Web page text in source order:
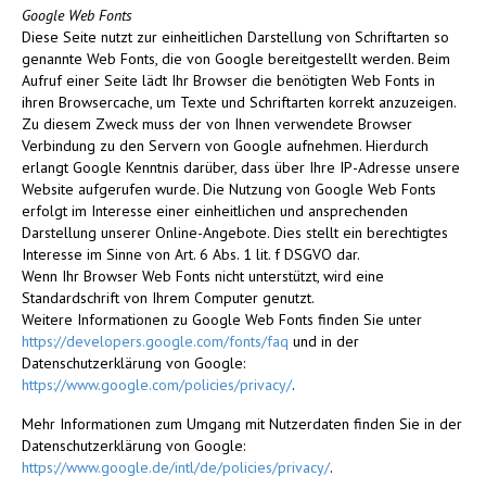
Google Web Fonts
Diese Seite nutzt zur einheitlichen Darstellung von Schriftarten so
genannte Web Fonts, die von Google bereitgestellt werden. Beim
Aufruf einer Seite lädt Ihr Browser die benötigten Web Fonts in
ihren Browsercache, um Texte und Schriftarten korrekt anzuzeigen.
Zu diesem Zweck muss der von Ihnen verwendete Browser
Verbindung zu den Servern von Google aufnehmen. Hierdurch
erlangt Google Kenntnis darüber, dass über Ihre IP-Adresse unsere
Website aufgerufen wurde. Die Nutzung von Google Web Fonts
erfolgt im Interesse einer einheitlichen und ansprechenden
Darstellung unserer Online-Angebote. Dies stellt ein berechtigtes
Interesse im Sinne von Art. 6 Abs. 1 lit. f DSGVO dar.
Wenn Ihr Browser Web Fonts nicht unterstützt, wird eine
Standardschrift von Ihrem Computer genutzt.
Weitere Informationen zu Google Web Fonts finden Sie unter
https://developers.google.com/fonts/faq und in der
Datenschutzerklärung von Google:
https://www.google.com/policies/privacy/.
Mehr Informationen zum Umgang mit Nutzerdaten finden Sie in der
Datenschutzerklärung von Google:
https://www.google.de/intl/de/policies/privacy/.